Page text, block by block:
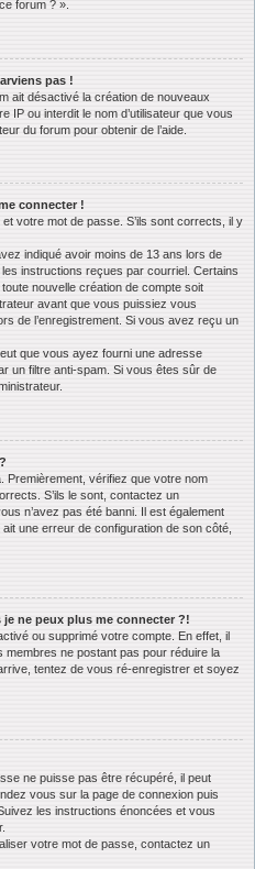
forum ? ».
pas !
ait désactivé la création de nouveaux
IP ou interdit le nom d’utilisateur que vous
du forum pour obtenir de l’aide.
connecter !
votre mot de passe. S’ils sont corrects, il y
indiqué avoir moins de 13 ans lors de
instructions reçues par courriel. Certains
nouvelle création de compte soit
avant que vous puissiez vous
de l’enregistrement. Si vous avez reçu un
que vous ayez fourni une adresse
un filtre anti-spam. Si vous êtes sûr de
Premièrement, vérifiez que votre nom
S’ils le sont, contactez un
n’avez pas été banni. Il est également
une erreur de configuration de son côté,
ne peux plus me connecter ?!
ou supprimé votre compte. En effet, il
ne postant pas pour réduire la
tentez de vous ré-enregistrer et soyez
ne puisse pas être récupéré, il peut
vous sur la page de connexion puis
Suivez les instructions énoncées et vous
votre mot de passe, contactez un